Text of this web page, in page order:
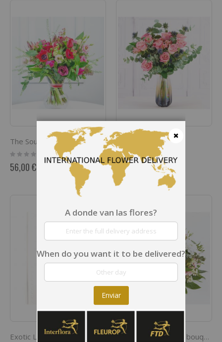
The Sound of Music
Rating:
0%
56,00 €
Dreaming Pink
Rating:
0%
60,00 €
Exotic Luxury Sympathy or funeral bouquet
A donde van las flores?
When do you want it to be delivered?
Enviar